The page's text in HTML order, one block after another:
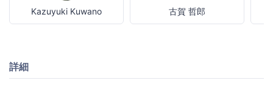
Kazuyuki Kuwano 古賀 哲郎
詳細